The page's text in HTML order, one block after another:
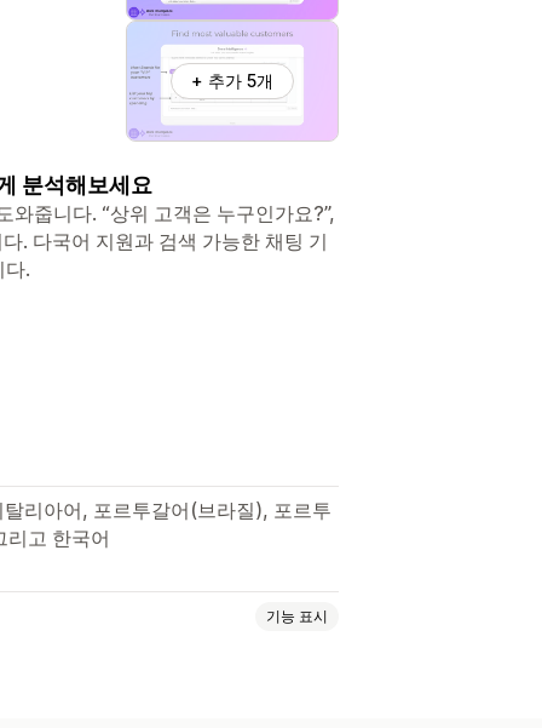
+ 추가 5개
분석해보세요
줍니다. “상위 고객은 누구인가요?”,
. 다국어 지원과 검색 가능한 채팅 기
다.
리아어, 포르투갈어(브라질), 포르투
고 한국어
기능 표시